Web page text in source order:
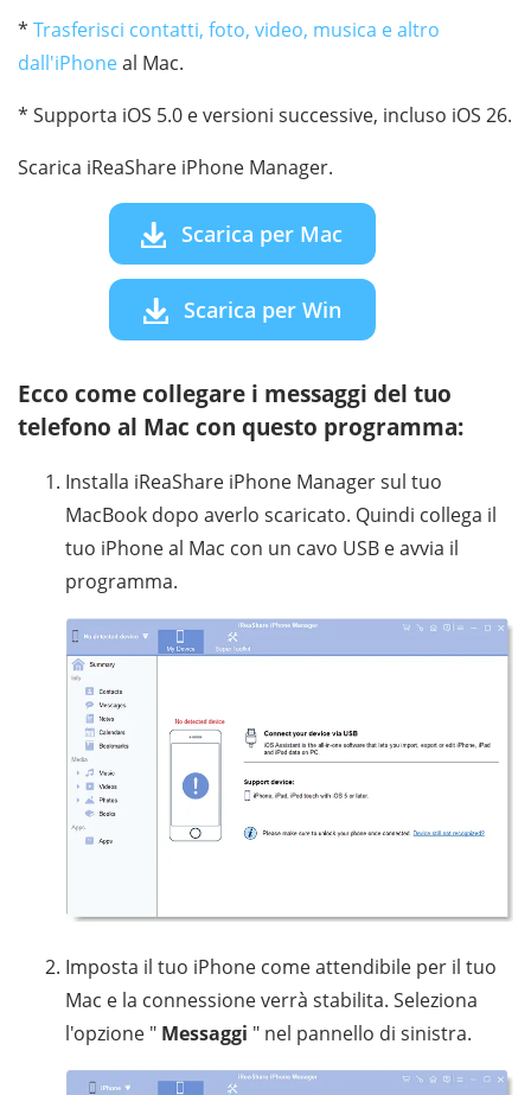
* Trasferisci contatti, foto, video, musica e altro
dall'iPhoneal Mac.
* Supporta iOS 5.0 e versioni successive, incluso iOS 26.
Scarica iReaShare iPhone Manager.
Scarica per Mac
Scarica per Win
Ecco come collegare i messaggi del tuo
telefono al Mac con questo programma:
Installa iReaShare iPhone Manager sul tuo
MacBook dopo averlo scaricato. Quindi collega il
tuo iPhone al Mac con un cavo USB e avvia il
programma.
Imposta il tuo iPhone come attendibile per il tuo
Mac e la connessione verrà stabilita. Seleziona
l'opzione " Messaggi " nel pannello di sinistra.